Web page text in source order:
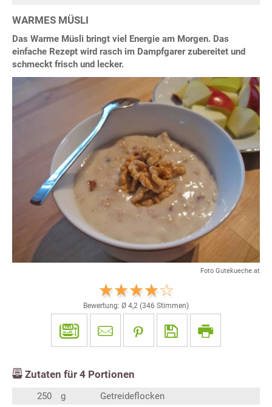
WARMES MÜSLI
Das Warme Müsli bringt viel Energie am Morgen. Das
einfache Rezept wird rasch im Dampfgarer zubereitet und
schmeckt frisch und lecker.
Foto Gutekueche.at
Bewertung: Ø 4,2 (346 Stimmen)
Zutaten für 4 Portionen
250 g
Getreideflocken